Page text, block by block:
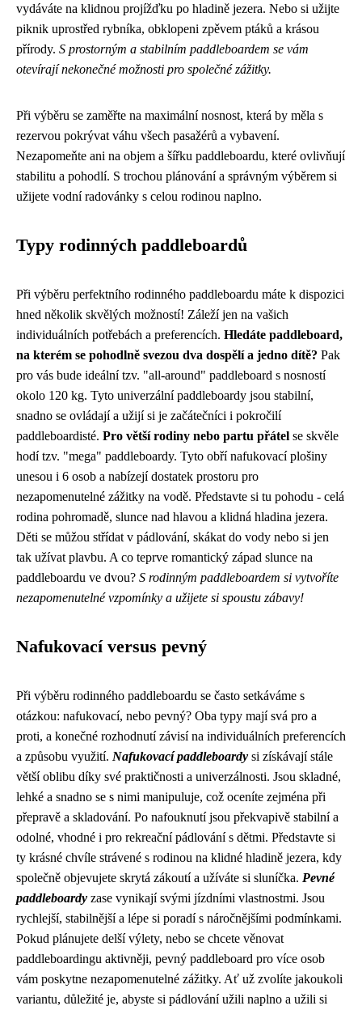
vydáváte na klidnou projížďku po hladině jezera. Nebo si užijte
piknik uprostřed rybníka, obklopeni zpěvem ptáků a krásou
přírody. S prostorným a stabilním paddleboardem se vám
otevírají nekonečné možnosti pro společné zážitky.
Při výběru se zaměřte na maximální nosnost, která by měla s
rezervou pokrývat váhu všech pasažérů a vybavení.
Nezapomeňte ani na objem a šířku paddleboardu, které ovlivňují
stabilitu a pohodlí. S trochou plánování a správným výběrem si
užijete vodní radovánky s celou rodinou naplno.
Typy rodinných paddleboardů
Při výběru perfektního rodinného paddleboardu máte k dispozici
hned několik skvělých možností! Záleží jen na vašich
individuálních potřebách a preferencích. Hledáte paddleboard,
na kterém se pohodlně svezou dva dospělí a jedno dítě? Pak
pro vás bude ideální tzv. "all-around" paddleboard s nosností
okolo 120 kg. Tyto univerzální paddleboardy jsou stabilní,
snadno se ovládají a užijí si je začátečníci i pokročilí
paddleboardisté. Pro větší rodiny nebo partu přátel se skvěle
hodí tzv. "mega" paddleboardy. Tyto obří nafukovací plošiny
unesou i 6 osob a nabízejí dostatek prostoru pro
nezapomenutelné zážitky na vodě. Představte si tu pohodu - celá
rodina pohromadě, slunce nad hlavou a klidná hladina jezera.
Děti se můžou střídat v pádlování, skákat do vody nebo si jen
tak užívat plavbu. A co teprve romantický západ slunce na
paddleboardu ve dvou? S rodinným paddleboardem si vytvoříte
nezapomenutelné vzpomínky a užijete si spoustu zábavy!
Nafukovací versus pevný
Při výběru rodinného paddleboardu se často setkáváme s
otázkou: nafukovací, nebo pevný? Oba typy mají svá pro a
proti, a konečné rozhodnutí závisí na individuálních preferencích
a způsobu využití. Nafukovací paddleboardy si získávají stále
větší oblibu díky své praktičnosti a univerzálnosti. Jsou skladné,
lehké a snadno se s nimi manipuluje, což oceníte zejména při
přepravě a skladování. Po nafouknutí jsou překvapivě stabilní a
odolné, vhodné i pro rekreační pádlování s dětmi. Představte si
ty krásné chvíle strávené s rodinou na klidné hladině jezera, kdy
společně objevujete skrytá zákoutí a užíváte si sluníčka. Pevné
paddleboardy zase vynikají svými jízdními vlastnostmi. Jsou
rychlejší, stabilnější a lépe si poradí s náročnějšími podmínkami.
Pokud plánujete delší výlety, nebo se chcete věnovat
paddleboardingu aktivněji, pevný paddleboard pro více osob
vám poskytne nezapomenutelné zážitky. Ať už zvolíte jakoukoli
variantu, důležité je, abyste si pádlování užili naplno a užili si